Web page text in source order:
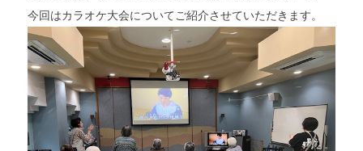
今回はカラオケ大会についてご紹介させていただきます。